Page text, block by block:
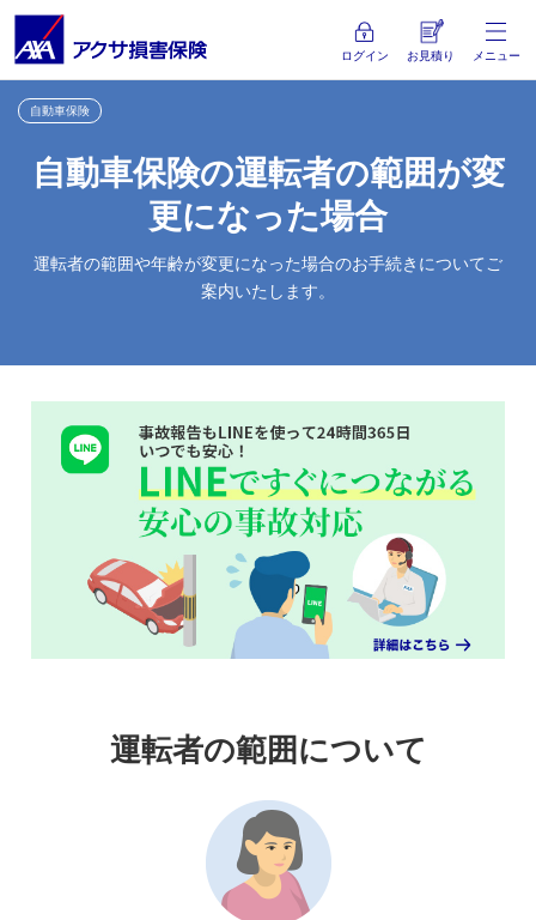
ログイン お見積り メニュー
自動車保険
自動車保険の運転者の範囲が変
更になった場合
運転者の範囲や年齢が変更になった場合のお手続きについてご
案内いたします。
運転者の範囲について